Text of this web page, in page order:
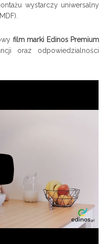
wystarczy uniwersalny
film marki Edinos Premium
oraz odpowiedzialności